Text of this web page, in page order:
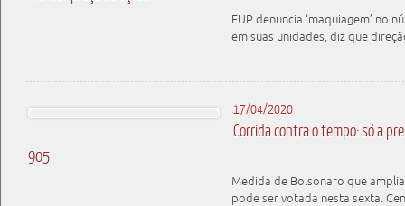
FUP denuncia ‘maquiagem’ no
em suas unidades, diz que
17/04/2020
Corrida contra o tempo: só a
905
Medida de Bolsonaro que
pode ser votada nesta sexta.